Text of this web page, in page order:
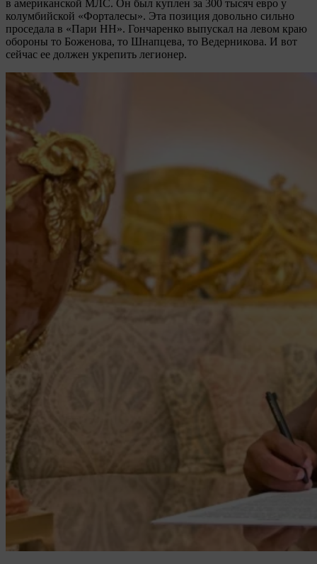
в американской МЛС. Он был куплен за 300 тысяч евро у
колумбийской «Форталесы». Эта позиция довольно сильно
проседала в «Пари НН». Гончаренко выпускал на левом краю
обороны то Боженова, то Шнапцева, то Ведерникова. И вот
сейчас ее должен укрепить легионер.